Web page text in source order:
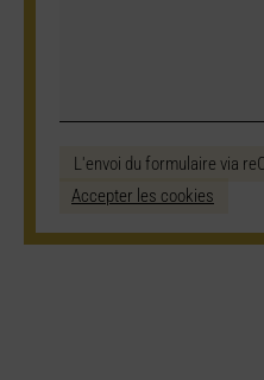
L'envoi du formulaire via
Accepter les cookies